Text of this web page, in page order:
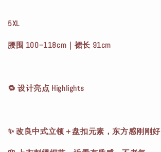
5XL
腰围 100–118cm｜裙长 91cm
🔁 设计亮点 Highlights
✨ 改良中式立领＋盘扣元素，东方感刚刚好